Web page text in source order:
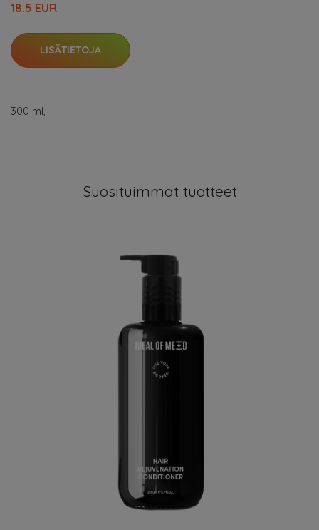
18.5 EUR
LISÄTIETOJA
300 ml,
Suosituimmat tuotteet